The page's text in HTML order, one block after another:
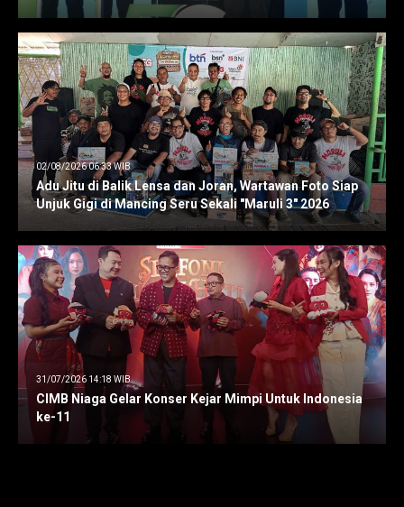
02/08/2026 06:33 WIB
Adu Jitu di Balik Lensa dan Joran, Wartawan Foto Siap
Unjuk Gigi di Mancing Seru Sekali "Maruli 3" 2026
31/07/2026 14:18 WIB
CIMB Niaga Gelar Konser Kejar Mimpi Untuk Indonesia
ke-11